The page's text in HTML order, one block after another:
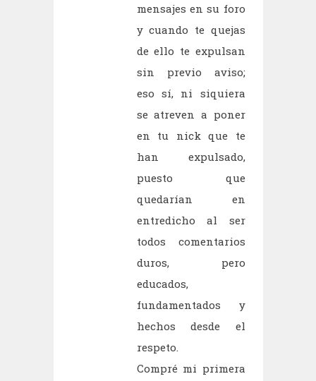
mensajes en su foro
y cuando te quejas
de ello te expulsan
sin previo aviso;
eso sí, ni siquiera
se atreven a poner
en tu nick que te
han expulsado,
puesto que
quedarían en
entredicho al ser
todos comentarios
duros, pero
educados,
fundamentados y
hechos desde el
respeto.
Compré mi primera